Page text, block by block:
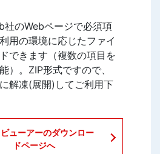
社のWebページで必須項
用の環境に応じたファイ
できます（複数の項目を
）。ZIP形式ですので、
解凍(展開)してご利用下
ューアーのダウンロー
ドページへ